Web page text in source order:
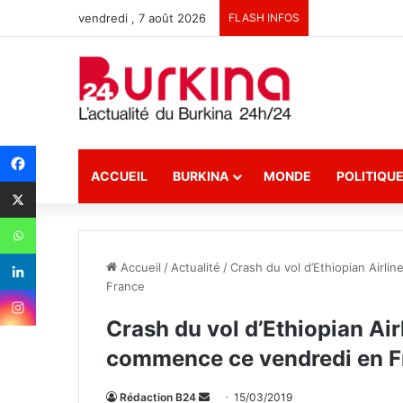
vendredi , 7 août 2026 FLASH INFOS
ACCUEIL BURKINA MONDE POLITIQUE
Accueil / Actualité /Crash du vol d’Ethiopian
France
Crash du vol d’Ethiopian
commence ce vendredi en
Rédaction B24 15/03/2019